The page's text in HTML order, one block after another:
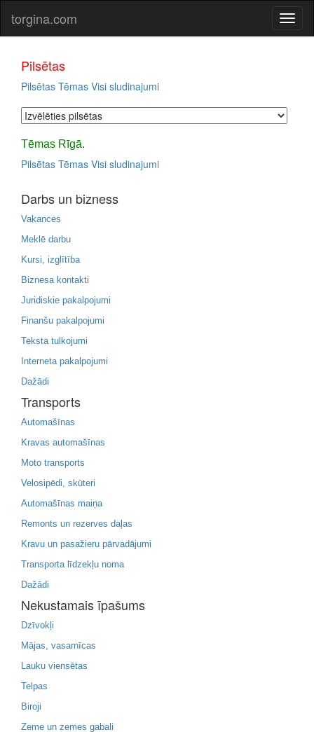
torgina.com
Pilsētas
Pilsētas Tēmas Visi sludinajumi
Tēmas Rīgā.
Pilsētas Tēmas Visi sludinajumi
Darbs un bizness
Vakances
Meklē darbu
Kursi, izglītība
Biznesa kontakti
Juridiskie pakalpojumi
Finanšu pakalpojumi
Teksta tulkojumi
Interneta pakalpojumi
Dažādi
Transports
Automašīnas
Kravas automašīnas
Moto transports
Velosipēdi, skūteri
Automašīnas maiņa
Remonts un rezerves daļas
Kravu un pasažieru pārvadājumi
Transporta līdzekļu noma
Dažādi
Nekustamais īpašums
Dzīvokļi
Mājas, vasarnīcas
Lauku viensētas
Telpas
Biroji
Zeme un zemes gabali